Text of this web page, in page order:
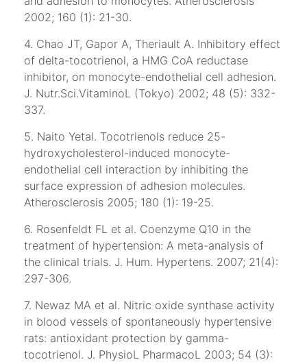
2002; 160 (1): 21-30.
4. Chao JT, Gapor A, Theriault A. Inhibitory effect
of delta-tocotrienol, a HMG CoA reductase
inhibitor, on monocyte-endothelial cell adhesion.
J. Nutr.Sci.VitaminoL (Tokyo) 2002; 48 (5): 332-
337.
5. Naito Yetal. Tocotrienols reduce 25-
hydroxycholesterol-induced monocyte-
endothelial cell interaction by inhibiting the
surface expression of adhesion molecules.
Atherosclerosis 2005; 180 (1): 19-25.
6. Rosenfeldt FL et al. Coenzyme Q10 in the
treatment of hypertension: A meta-analysis of
the clinical trials. J. Hum. Hypertens. 2007; 21(4):
297-306.
7. Newaz MA et al. Nitric oxide synthase activity
in blood vessels of spontaneously hypertensive
rats: antioxidant protection by gamma-
tocotrienol. J. PhysioL PharmacoL 2003; 54 (3):